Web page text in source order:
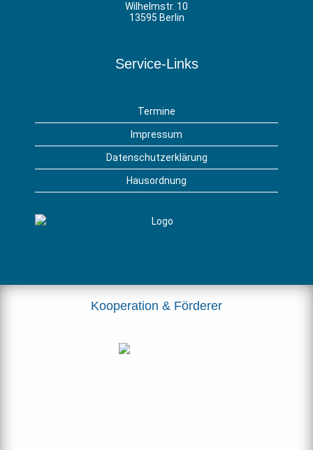
Wilhelmstr. 10
13595 Berlin
Service-Links
Termine
Impressum
Datenschutzerklärung
Hausordnung
Kooperation & Förderer